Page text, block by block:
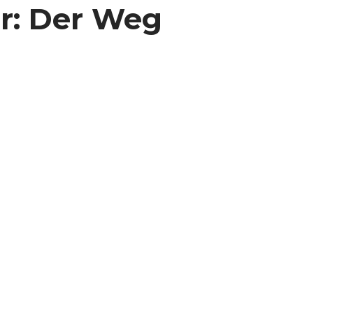
Der Weg